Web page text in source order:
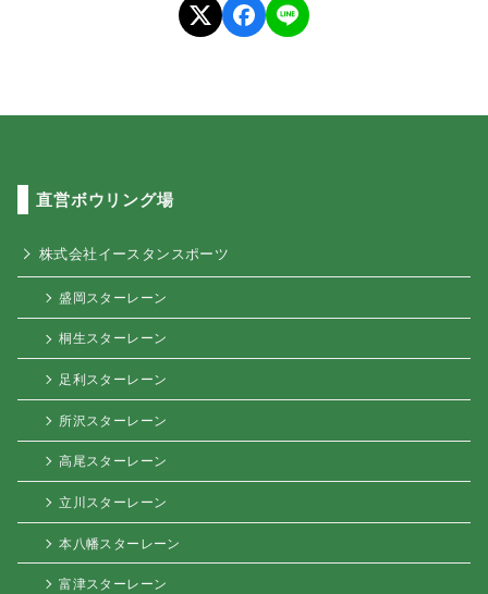
直営ボウリング場
株式会社イースタンスポーツ
盛岡スターレーン
桐生スターレーン
足利スターレーン
所沢スターレーン
高尾スターレーン
立川スターレーン
本八幡スターレーン
富津スターレーン